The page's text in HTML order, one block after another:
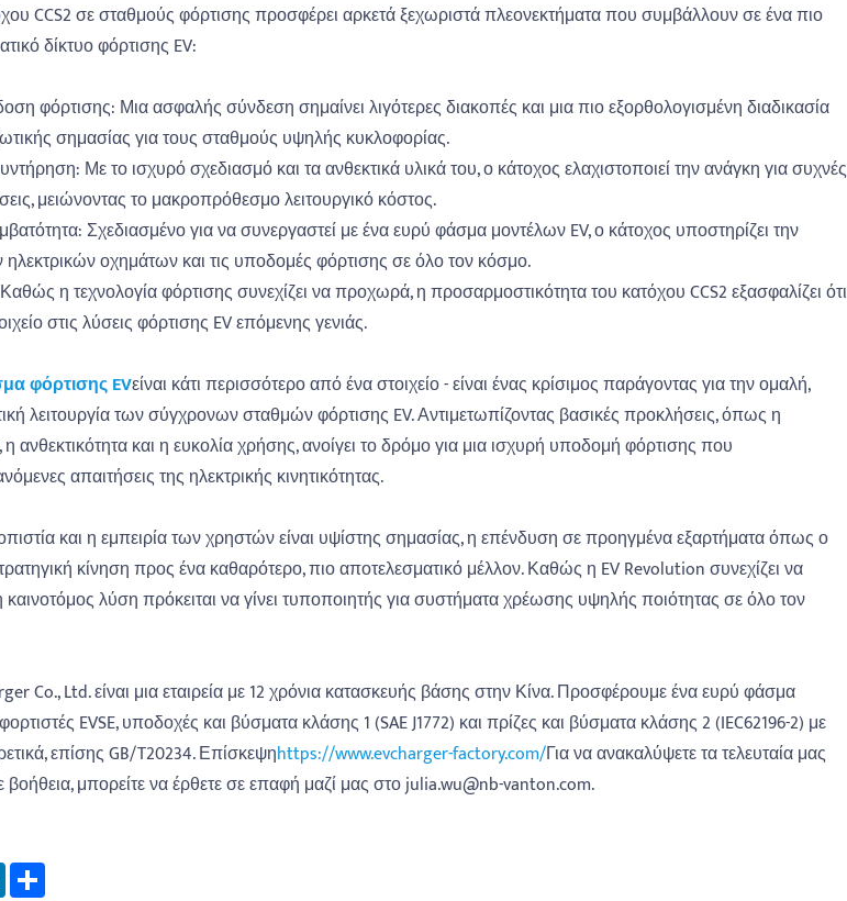
CCS2 σε σταθμούς φόρτισης προσφέρει αρκετά ξεχωριστά πλεονεκτήματα που συμβάλλουν σε ένα πιο
δίκτυο φόρτισης EV:
φόρτισης: Μια ασφαλής σύνδεση σημαίνει λιγότερες διακοπές και μια πιο εξορθολογισμένη διαδικασία
σημασίας για τους σταθμούς υψηλής κυκλοφορίας.
Με το ισχυρό σχεδιασμό και τα ανθεκτικά υλικά του, ο κάτοχος ελαχιστοποιεί την ανάγκη για συχνές
μειώνοντας το μακροπρόθεσμο λειτουργικό κόστος.
Σχεδιασμένο για να συνεργαστεί με ένα ευρύ φάσμα μοντέλων EV, ο κάτοχος υποστηρίζει την
ηλεκτρικών οχημάτων και τις υποδομές φόρτισης σε όλο τον κόσμο.
η τεχνολογία φόρτισης συνεχίζει να προχωρά, η προσαρμοστικότητα του κατόχου CCS2 εξασφαλίζει ότι
στις λύσεις φόρτισης EV επόμενης γενιάς.
φόρτισης EVείναι κάτι περισσότερο από ένα στοιχείο - είναι ένας κρίσιμος παράγοντας για την ομαλή,
λειτουργία των σύγχρονων σταθμών φόρτισης EV. Αντιμετωπίζοντας βασικές προκλήσεις, όπως η
ανθεκτικότητα και η ευκολία χρήσης, ανοίγει το δρόμο για μια ισχυρή υποδομή φόρτισης που
απαιτήσεις της ηλεκτρικής κινητικότητας.
και η εμπειρία των χρηστών είναι υψίστης σημασίας, η επένδυση σε προηγμένα εξαρτήματα όπως ο
κίνηση προς ένα καθαρότερο, πιο αποτελεσματικό μέλλον. Καθώς η EV Revolution συνεχίζει να
καινοτόμος λύση πρόκειται να γίνει τυποποιητής για συστήματα χρέωσης υψηλής ποιότητας σε όλο τον
Co., Ltd. είναι μια εταιρεία με 12 χρόνια κατασκευής βάσης στην Κίνα. Προσφέρουμε ένα ευρύ φάσμα
EVSE, υποδοχές και βύσματα κλάσης 1 (SAE J1772) και πρίζες και βύσματα κλάσης 2 (IEC62196-2) με
επίσης GB/T20234. Επίσκεψηhttps://www.evcharger-factory.com/Για να ανακαλύψετε τα τελευταία μας
βοήθεια, μπορείτε να έρθετε σε επαφή μαζί μας στο julia.wu@nb-vanton.com.
LinkedIn